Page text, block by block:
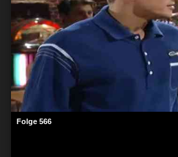
Folge 566